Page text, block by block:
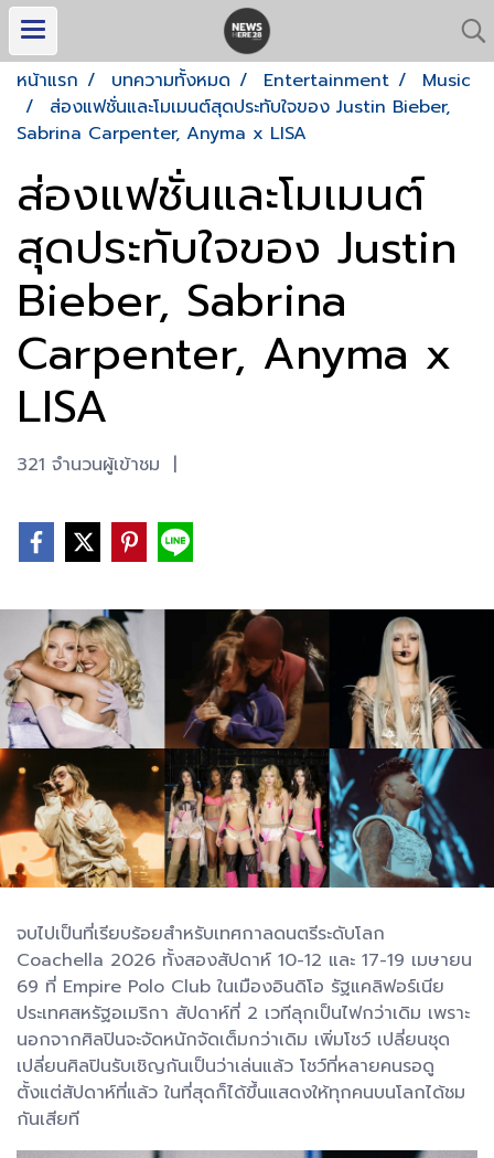
หน้าแรก บทความทั้งหมด Entertainment
Music
ส่องแฟชั่นและโมเมนต์สุดประทับใจของ Justin Bieber,
Sabrina Carpenter, Anyma x LISA
ส่องแฟชั่นและโมเมนต์
สุดประทับใจของ Justin
Bieber, Sabrina
Carpenter, Anyma x
LISA
321 จำนวนผู้เข้าชม |
จบไปเป็นที่เรียบร้อยสำหรับเทศกาลดนตรีระดับโลก
Coachella 2026 ทั้งสองสัปดาห์ 10-12 และ 17-19 เมษายน
69 ที่ Empire Polo Club ในเมืองอินดิโอ รัฐแคลิฟอร์เนีย
ประเทศสหรัฐอเมริกา สัปดาห์ที่ 2 เวทีลุกเป็นไฟกว่าเดิม เพราะ
นอกจากศิลปินจะจัดหนักจัดเต็มกว่าเดิม เพิ่มโชว์ เปลี่ยนชุด
เปลี่ยนศิลปินรับเชิญกันเป็นว่าเล่นแล้ว โชว์ที่หลายคนรอดู
ตั้งแต่สัปดาห์ที่แล้ว ในที่สุดก็ได้ขึ้นแสดงให้ทุกคนบนโลกได้ชม
กันเสียที